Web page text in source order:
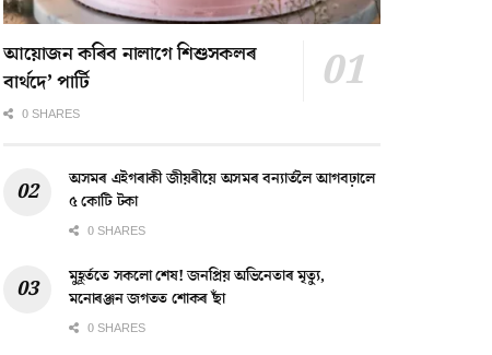
আয়োজন কৰিব নালাগে শিশুসকলৰ
বাৰ্থদে’ পাৰ্টি
0 SHARES
অসমৰ এইগৰাকী জীয়ৰীয়ে অসমৰ বন্যাৰ্তলৈ আগবঢ়ালে
৫ কোটি টকা
0 SHARES
মুহূৰ্ততে সকলো শেষ! জনপ্ৰিয় অভিনেতাৰ মৃত্যু,
মনোৰঞ্জন জগতত শোকৰ ছাঁ
0 SHARES